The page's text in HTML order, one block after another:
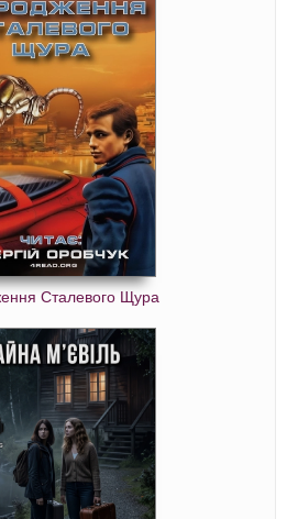
Сталевого Щура